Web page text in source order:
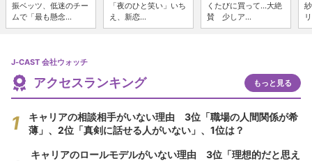
振ベッツ、低迷のチー
ムで「最も懸念...
「夜のひと笑い」いち
え、新恋...
くたびに買って...大絶
賛 少しア...
J-CAST 会社ウォッチ
アクセスランキング もっと見る
キャリアの相談相手がいない理由 3位「職場の人間関係が希
薄」、2位「真剣に話せる人がいない」、1位は？
キャリアのロールモデルがいない理由 3位「理想的だと思え